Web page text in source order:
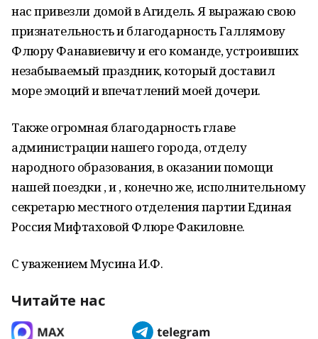
нас привезли домой в Агидель. Я выражаю свою
признательность и благодарность Галлямову
Флюру Фанавиевичу и его команде, устроивших
незабываемый праздник, который доставил
море эмоций и впечатлений моей дочери.
Также огромная благодарность главе
администрации нашего города, отделу
народного образования, в оказании помощи
нашей поездки , и , конечно же, исполнительному
секретарю местного отделения партии Единая
Россия Мифтаховой Флюре Факиловне.
С уважением Мусина И.Ф.
Читайте нас